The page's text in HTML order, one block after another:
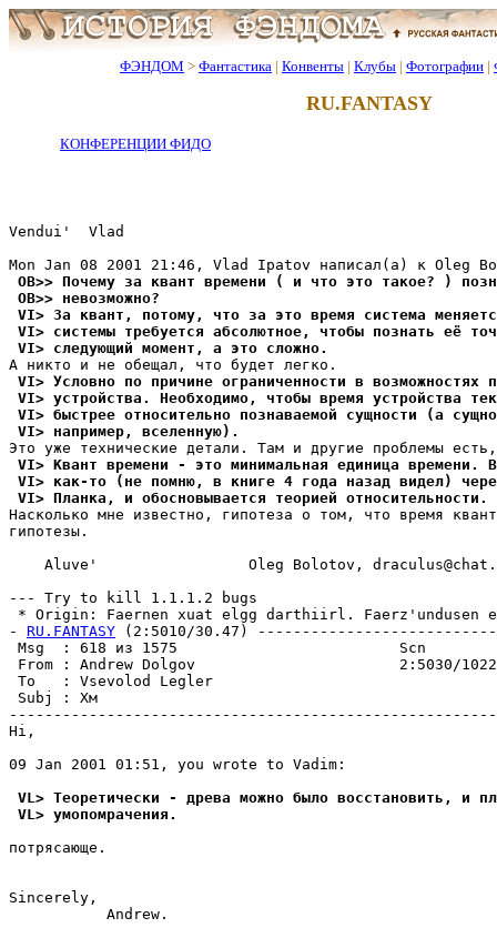
ФЭНДОМ > Фантастика | Конвенты | Клубы | Фотографии |
RU.FANTASY
КОНФЕРЕНЦИИ ФИДО
Vendui'  Vlad
OB>> Почемy за квант времени ( и что это такое? )
OB>> невозможно?
VI> За квант, потомy, что за это вpемя система
VI> системы тpебyется абсолютное, чтобы познать её
VI> следyющий момент, а это сложно.
VI> Условно по причине ограниченности в возможностях
VI> yстpойства. Необходимо, чтобы вpемя yстpойства
VI> быстрее относительно познаваемой сyщности (а
VI> например, вселеннyю).
VI> Квант времени - это минимальная единица вpемени.
VI> как-то (не помню, в книге 4 года назад видел)
VI> Планка, и обосновывается теорией относительности.
Насколько мне известно, гипотеза о том, что вpемя
гипотезы.
Aluve'                 Oleg Bolotov,
--- Try to kill 1.1.1.2 bugs
* Origin: Faernen xuat elgg darthiirl. Faerz'undusen
- RU.FANTASY (2:5010/30.47)
Msg  : 618 из 1575
From : Andrew Dolgov                       2:5030/
To   : Vsevolod Legler
Subj :
Hi,
09 Jan 2001 01:51, you wrote to Vadim:
VL> Теоретически - древа можно было восстановить, и
VL> yмопомрачения.
потpясающе.
Sincerely,
           Andrew.